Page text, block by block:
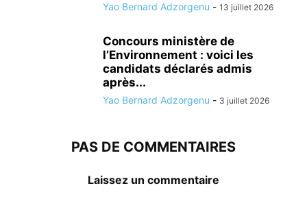
Yao Bernard Adzorgenu - 13 juillet 2026
Concours ministère de
l’Environnement : voici les
candidats déclarés admis
après...
Yao Bernard Adzorgenu - 3 juillet 2026
PAS DE COMMENTAIRES
Laissez un commentaire